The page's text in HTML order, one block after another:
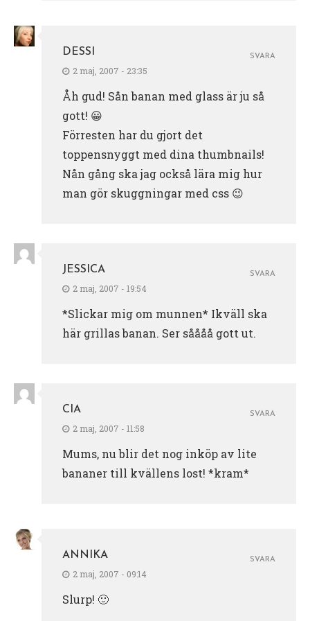
DESSI
2 maj, 2007 - 23:35
Åh gud! Sån banan med glass är ju så
gott! 😀
Förresten har du gjort det
toppensnyggt med dina thumbnails!
Nån gång ska jag också lära mig hur
man gör skuggningar med css 😉
SVARA
JESSICA
2 maj, 2007 - 19:54
*Slickar mig om munnen* Ikväll ska
här grillas banan. Ser såååå gott ut.
SVARA
CIA
2 maj, 2007 - 11:58
Mums, nu blir det nog inköp av lite
bananer till kvällens lost! *kram*
SVARA
ANNIKA
2 maj, 2007 - 09:14
Slurp! 🙂
SVARA